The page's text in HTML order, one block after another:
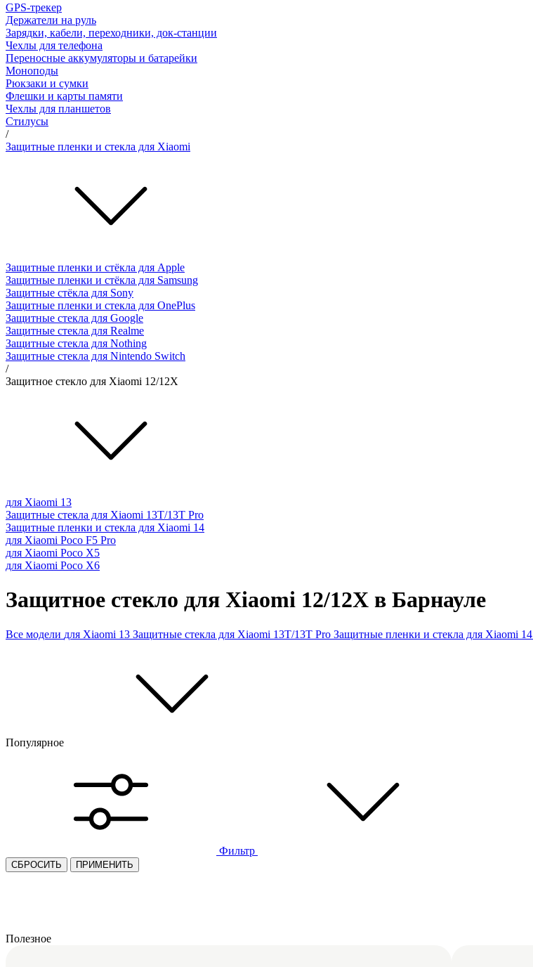
GPS-трекер
Держатели на руль
Зарядки, кабели, переходники, док-станции
Чехлы для телефона
Переносные аккумуляторы и батарейки
Моноподы
Рюкзаки и сумки
Флешки и карты памяти
Чехлы для планшетов
Стилусы
/
Защитные пленки и стекла для Xiaomi
Защитные пленки и стёкла для Apple
Защитные пленки и стёкла для Samsung
Защитные стёкла для Sony
Защитные пленки и стекла для OnePlus
Защитные стекла для Google
Защитные стекла для Realme
Защитные стекла для Nothing
Защитные стекла для Nintendo Switch
/
Защитное стекло для Xiaomi 12/12X
для Xiaomi 13
Защитные стекла для Xiaomi 13T/13T Pro
Защитные пленки и стекла для Xiaomi 14
для Xiaomi Poco F5 Pro
для Xiaomi Poco X5
для Xiaomi Poco X6
Защитное стекло для Xiaomi 12/12X в Барнауле
Все модели для Xiaomi 13 Защитные стекла для Xiaomi 13T/13T Pro Защитные пленки и стекла для Xiaomi 14
Популярное
Фильтр
СБРОСИТЬ ПРИМЕНИТЬ
Полезное